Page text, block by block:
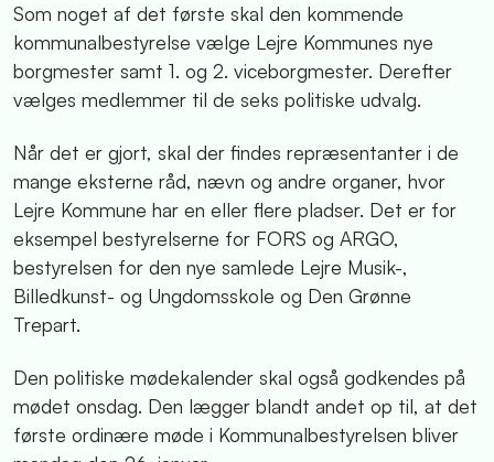
Som noget af det første skal den kommende
kommunalbestyrelse vælge Lejre Kommunes nye
borgmester samt 1. og 2. viceborgmester. Derefter
vælges medlemmer til de seks politiske udvalg.
Når det er gjort, skal der findes repræsentanter i de
mange eksterne råd, nævn og andre organer, hvor
Lejre Kommune har en eller flere pladser. Det er for
eksempel bestyrelserne for FORS og ARGO,
bestyrelsen for den nye samlede Lejre Musik-,
Billedkunst- og Ungdomsskole og Den Grønne
Trepart.
Den politiske mødekalender skal også godkendes på
mødet onsdag. Den lægger blandt andet op til, at det
første ordinære møde i Kommunalbestyrelsen bliver